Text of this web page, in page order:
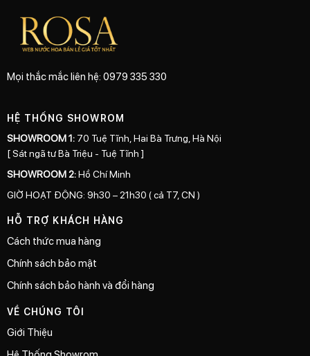
Mọi thắc mắc liên hệ: 0979 335 330
HỆ THỐNG SHOWROM
SHOWROOM 1: 70 Tuệ Tĩnh, Hai Bà Trưng, Hà Nội
[ Sát ngã tư Bà Triệu - Tuệ Tĩnh ]
SHOWROOM 2:Hồ Chí Minh
GIỜ HOẠT ĐỘNG: 9h30 – 21h30 ( cả T7, CN )
HỖ TRỢ KHÁCH HÀNG
Cách thức mua hàng
Chính sách bảo mật
Chính sách bảo hành và đổi hàng
VỀ CHÚNG TÔI
Giới Thiệu